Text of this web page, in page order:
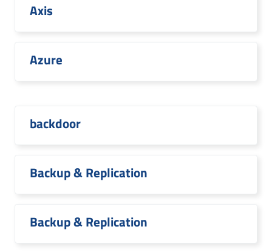
Axis
Azure
backdoor
Backup & Replication
Backup & Replication